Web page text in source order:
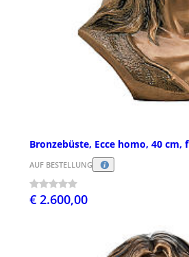
Bronzebüste, Ecce homo, 40 cm,
AUF BESTELLUNG
€ 2.600,00